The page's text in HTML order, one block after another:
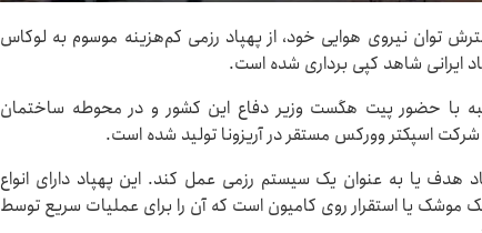
توان نیروی هوایی خود، از پهپاد رزمی کم‌هزینه موسوم به لوکاس
ایرانی شاهد کپی برداری شده است.
با حضور پیت هگست وزیر دفاع این کشور و در محوطه ساختمان
اسپکتر وورکس مستقر در آریزونا تولید شده است.
هدف یا به عنوان یک سیستم رزمی عمل کند. این پهپاد دارای انواع
موشک یا استقرار روی کامیون است که آن را برای عملیات سریع توسط